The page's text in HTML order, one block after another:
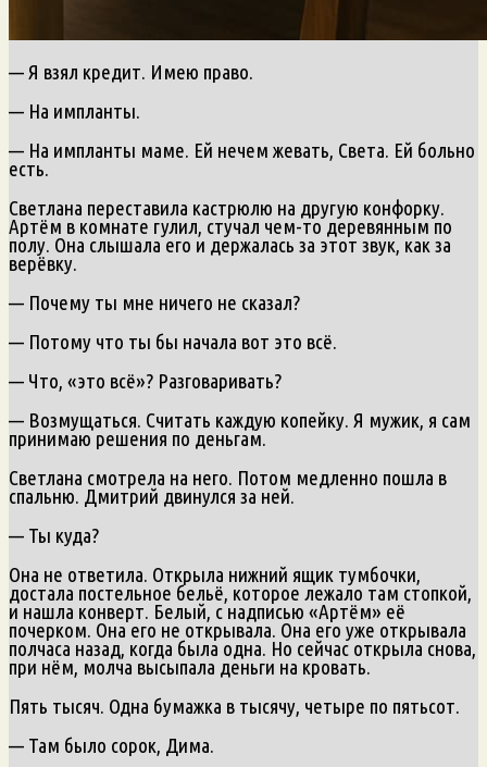
— Я взял кредит. Имею право.
— На импланты.
— На импланты маме. Ей нечем жевать, Света. Ей больно
есть.
Светлана переставила кастрюлю на другую конфорку.
Артём в комнате гулил, стучал чем-то деревянным по
полу. Она слышала его и держалась за этот звук, как за
верёвку.
— Почему ты мне ничего не сказал?
— Потому что ты бы начала вот это всё.
— Что, «это всё»? Разговаривать?
— Возмущаться. Считать каждую копейку. Я мужик, я сам
принимаю решения по деньгам.
Светлана смотрела на него. Потом медленно пошла в
спальню. Дмитрий двинулся за ней.
— Ты куда?
Она не ответила. Открыла нижний ящик тумбочки,
достала постельное бельё, которое лежало там стопкой,
и нашла конверт. Белый, с надписью «Артём» её
почерком. Она его не открывала. Она его уже открывала
полчаса назад, когда была одна. Но сейчас открыла снова,
при нём, молча высыпала деньги на кровать.
Пять тысяч. Одна бумажка в тысячу, четыре по пятьсот.
— Там было сорок, Дима.